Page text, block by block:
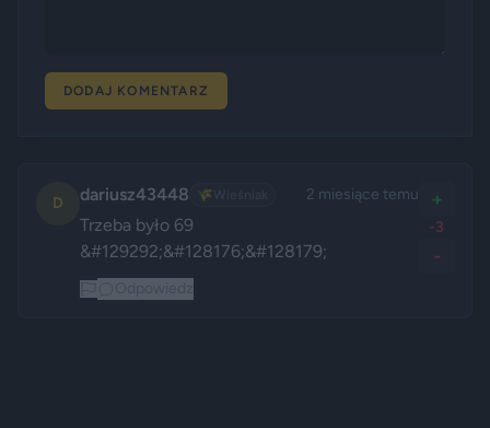
DODAJ KOMENTARZ
D dariusz43448 🌾 2 miesiące temu
Trzeba było 69
&#129292;&#128176;&#128179;
+
-3
-